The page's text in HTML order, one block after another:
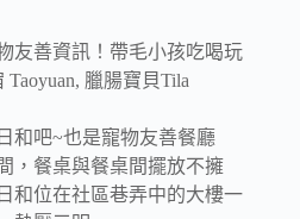
友善資訊！帶毛小孩吃喝玩
, 臘腸寶貝Tila
和吧~也是寵物友善餐廳
，餐桌與餐桌間擺放不擁
和位在社區巷弄中的大樓一